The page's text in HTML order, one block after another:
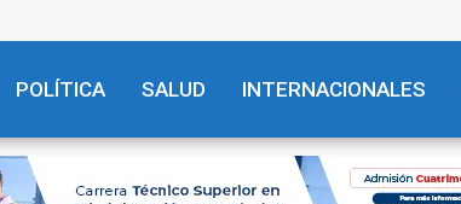
POLÍTICA SALUD INTERNACIONALES